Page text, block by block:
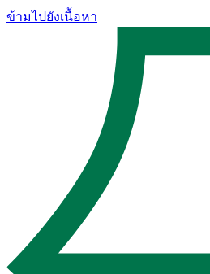
ข้ามไปยังเนื้อหา